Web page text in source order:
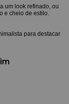
um look refinado, ou
e cheio de estilo.
para destacar